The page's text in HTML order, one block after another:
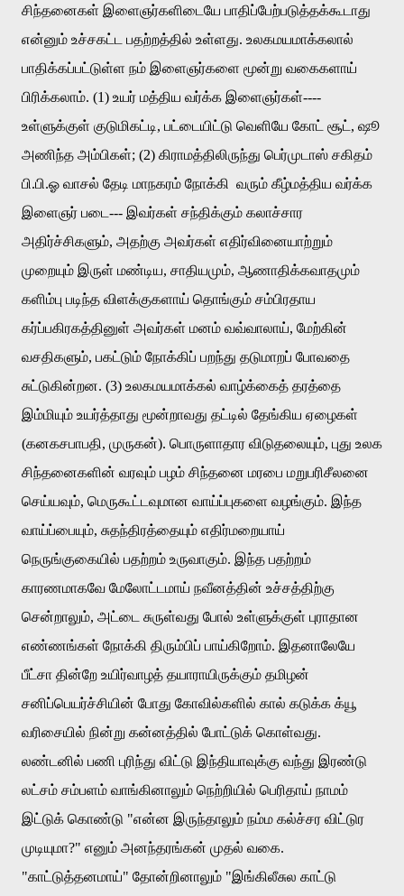
சிந்தனைகள் இளைஞர்களிடையே பாதிப்பேற்படுத்தக்கூடாது
என்னும் உச்சகட்ட பதற்றத்தில் உள்ளது. உலகமயமாக்கலால்
பாதிக்கப்பட்டுள்ள நம் இளைஞர்களை மூன்று வகைகளாய்
பிரிக்கலாம். (1) உயர் மத்திய வர்க்க இளைஞர்கள்----
உள்ளுக்குள் குடுமிகட்டி, பட்டையிட்டு வெளியே கோட் சூட் , ஷூ
அணிந்த அம்பிகள்; (2) கிராமத்திலிருந்து பெர்முடாஸ் சகிதம்
பி.பி.ஓ வாசல் தேடி மாநகரம் நோக்கி வரும் கீழ்மத்திய வர்க்க
இளைஞர் படை --- இவர்கள் சந்திக்கும் கலாச்சார
அதிர்ச்சிகளும், அதற்கு அவர்கள் எதிர்வினையாற்றும்
முறையும் இருள் மண்டிய, சாதியமும், ஆணாதிக்கவாதமும்
களிம்பு படிந்த விளக்குகளாய் தொங்கும் சம்பிரதாய
கர்ப்பகிரகத்தினுள் அவர்கள் மனம் வவ்வாலாய், மேற்கின்
வசதிகளும், பகட்டும் நோக்கிப் பறந்து தடுமாறப் போவதை
சுட்டுகின்றன. (3) உலகமயமாக்கல் வாழ்க்கைத் தரத்தை
இம்மியும் உயர்த்தாது மூன்றாவது தட்டில் தேங்கிய ஏழைகள்
(கனகசபாபதி, முருகன்). பொருளாதார விடுதலையும், புது உலக
சிந்தனைகளின் வரவும் பழம் சிந்தனை மரபை மறுபரிசீலனை
செய்யவும், மெருகூட்டவுமான வாய்ப்புகளை வழங்கும். இந்த
வாய்ப்பையும், சுதந்திரத்தையும் எதிர்மறையாய்
நெருங்குகையில் பதற்றம் உருவாகும். இந்த பதற்றம்
காரணமாகவே மேலோட்டமாய் நவீனத்தின் உச்சத்திற்கு
சென்றாலும், அட்டை சுருள்வது போல் உள்ளுக்குள் புராதான
எண்ணங்கள் நோக்கி திரும்பிப் பாய்கிறோம். இதனாலேயே
பீட்சா தின்றே உயிர்வாழத் தயாராயிருக்கும் தமிழன்
சனிப்பெயர்ச்சியின் போது கோவில்களில் கால் கடுக்க க்யூ
வரிசையில் நின்று கன்னத்தில் போட்டுக் கொள்வது.
லண்டனில் பணி புரிந்து விட்டு இந்தியாவுக்கு வந்து இரண்டு
லட்சம் சம்பளம் வாங்கினாலும் நெற்றியில் பெரிதாய் நாமம்
இட்டுக் கொண்டு "என்ன இருந்தாலும் நம்ம கல்ச்சர விட்டுர
முடியுமா?" எனும் அனந்தரங்கன் முதல் வகை.
"காட்டுத்தனமாய்" தோன்றினாலும் "இங்கிலீசுல காட்டு